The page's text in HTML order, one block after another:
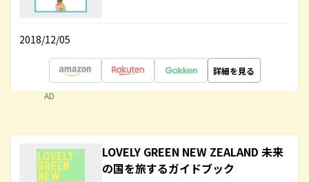
2018/12/05
詳細を見る
AD
LOVELY GREEN NEW ZEALAND 未来
の国を旅するガイドブック